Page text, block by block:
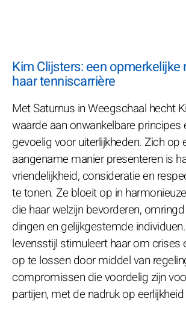
Kim Clijsters: een opmerkelijke
haar tenniscarrière
Met Saturnus in Weegschaal hecht
waarde aan onwankelbare principes
gevoelig voor uiterlijkheden. Zich op
aangename manier presenteren is
vriendelijkheid, consideratie en
te tonen. Ze bloeit op in
die haar welzijn bevorderen,
dingen en gelijkgestemde
levensstijl stimuleert haar om crises
op te lossen door middel van
compromissen die voordelig zijn
partijen, met de nadruk op